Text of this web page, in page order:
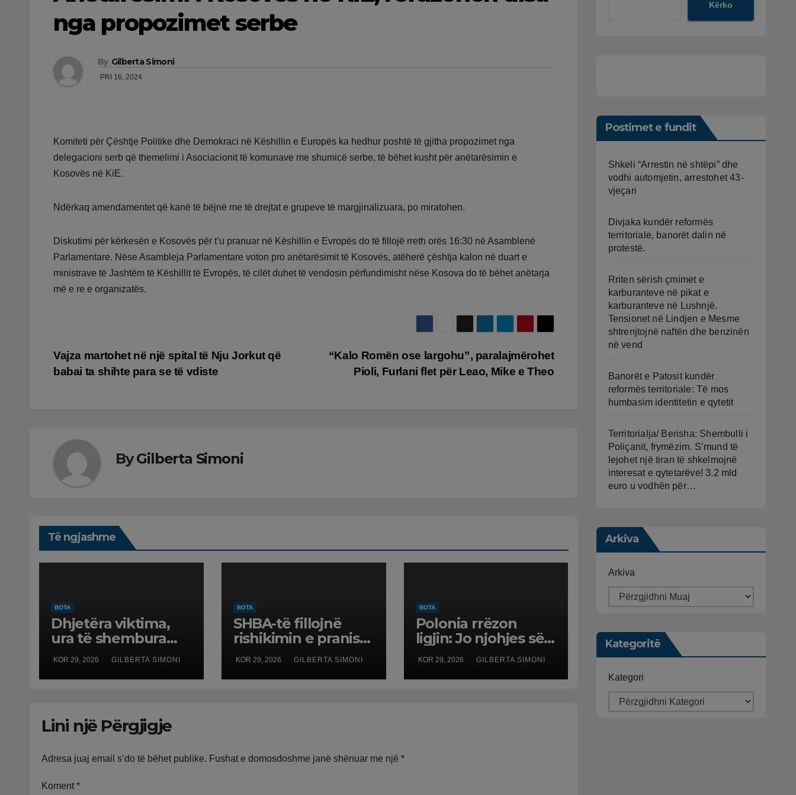
nga propozimet serbe
By Gilberta Simoni
PRI 16, 2024
Komiteti për Çështje Politike dhe Demokraci në Këshillin e Europës ka hedhur poshtë të gjitha propozimet nga
delegacioni serb që themelimi i Asociacionit të komunave me shumicë serbe, të bëhet kusht për anëtarësimin e
Kosovës në KiE.
Ndërkaq amendamentet që kanë të bëjnë me të drejtat e grupeve të margjinalizuara, po miratohen.
Diskutimi për kërkesën e Kosovës për t’u pranuar në Këshillin e Evropës do të fillojë rreth orës 16:30 në Asamblenë
Parlamentare. Nëse Asambleja Parlamentare voton pro anëtarësimit të Kosovës, atëherë çështja kalon në duart e
ministrave të Jashtëm të Këshillit të Evropës, të cilët duhet të vendosin përfundimisht nëse Kosova do të bëhet anëtarja
më e re e organizatës.
Lëvizje
“Kalo Romën ose largohu”, paralajmërohet
Pioli, Furlani flet për Leao, Mike e Theo
Vajza martohet në një spital të Nju Jorkut që
babai ta shihte para se të vdiste
ByGilberta Simoni
Të ngjashme
BOTA
Dhjetëra viktima,
ura të shembura
dhe rrugë të
dëmtuara! Japonia
goditet nga tërmeti
KOR 29, 2026 GILBERTA SIMONI
BOTA
SHBA-të fillojnë
rishikimin e pranisë
ushtarake në
Evropë
KOR 29, 2026 GILBERTA SIMONI
BOTA
Polonia rrëzon
ligjin: Jo njohjes së
martesave të të
njëjtit seks
KOR 29, 2026 GILBERTA SIMONI
Lini një Përgjigje
Adresa juaj email s’do të bëhet publike. Fushat e domosdoshme janë shënuar me një *
Koment *
Kërko
Postimet e fundit
Shkeli “Arrestin në shtëpi” dhe
vodhi automjetin, arrestohet 43-
vjeçari
Divjaka kundër reformës
territoriale, banorët dalin në
protestë.
Rriten sërish çmimet e
karburanteve në pikat e
karburanteve në Lushnjë.
Tensionet në Lindjen e Mesme
shtrenjtojnë naftën dhe benzinën
në vend
Banorët e Patosit kundër
reformës territoriale: Të mos
humbasim identitetin e qytetit
Territorialja/ Berisha: Shembulli i
Poliçanit, frymëzim. S’mund të
lejohet një tiran të shkelmojnë
interesat e qytetarëve! 3.2 mld
euro u vodhën për…
Arkiva
Arkiva
Kategoritë
Kategori